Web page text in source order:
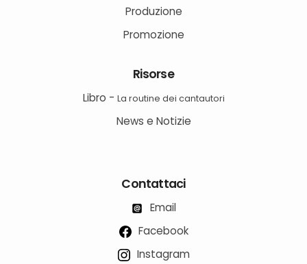
Produzione
Promozione
Risorse
Libro - La routine dei cantautori
News e Notizie
Contattaci
Email
Facebook
Instagram